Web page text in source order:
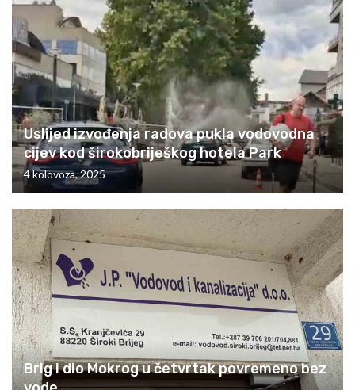
Uslijed izvođenja radova pukla vodovodna
cijev kod širokobriješkog hotela Park
4 kolovoza, 2025
Brig i dio Mokrog u četvrtak povremeno bez